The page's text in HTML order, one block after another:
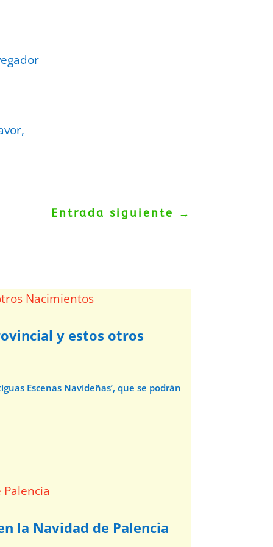
Entrada siguiente →
y estos otros
Escenas Navideñas’, que se podrán
la Navidad de Palencia